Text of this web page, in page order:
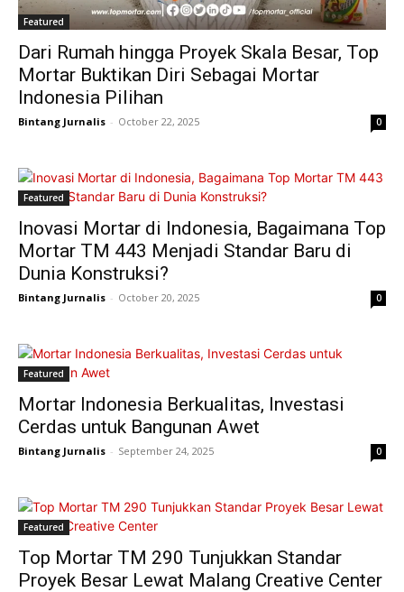
Featured
Dari Rumah hingga Proyek Skala Besar, Top
Mortar Buktikan Diri Sebagai Mortar
Indonesia Pilihan
Bintang Jurnalis - October 22, 2025 0
Featured
Inovasi Mortar di Indonesia, Bagaimana Top
Mortar TM 443 Menjadi Standar Baru di
Dunia Konstruksi?
Bintang Jurnalis - October 20, 2025 0
Featured
Mortar Indonesia Berkualitas, Investasi
Cerdas untuk Bangunan Awet
Bintang Jurnalis - September 24, 2025 0
Featured
Top Mortar TM 290 Tunjukkan Standar
Proyek Besar Lewat Malang Creative Center